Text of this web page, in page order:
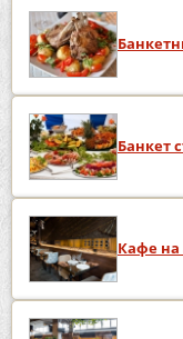
Банкет
Кафе на